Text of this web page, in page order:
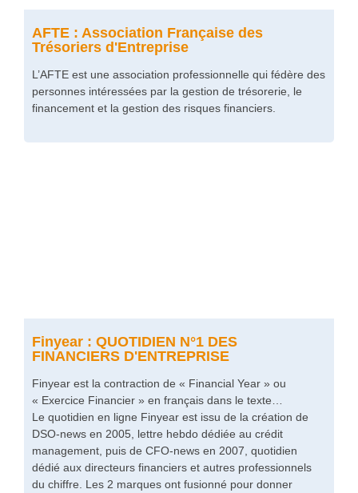
AFTE : Association Française des
Trésoriers d'Entreprise
L’AFTE est une association professionnelle qui fédère des
personnes intéressées par la gestion de trésorerie, le
financement et la gestion des risques financiers.
Finyear : QUOTIDIEN N°1 DES
FINANCIERS D'ENTREPRISE
Finyear est la contraction de « Financial Year » ou
« Exercice Financier » en français dans le texte…
Le quotidien en ligne Finyear est issu de la création de
DSO-news en 2005, lettre hebdo dédiée au crédit
management, puis de CFO-news en 2007, quotidien
dédié aux directeurs financiers et autres professionnels
du chiffre. Les 2 marques ont fusionné pour donner